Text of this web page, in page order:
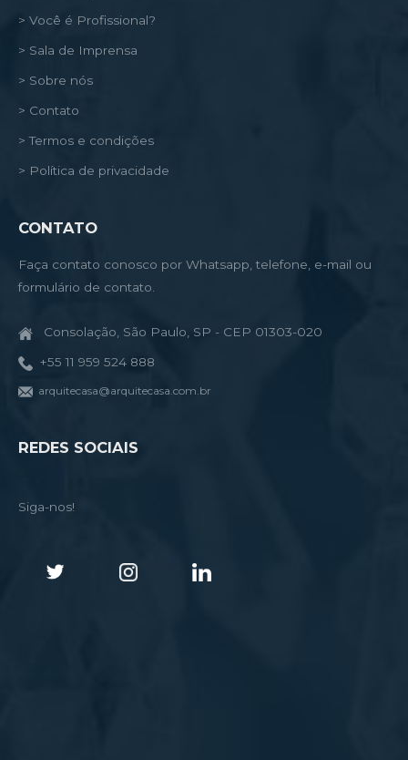
> Você é Profissional?
> Sala de Imprensa
> Sobre nós
> Contato
> Termos e condições
> Política de privacidade
CONTATO
Faça contato conosco por Whatsapp, telefone, e-mail ou
formulário de contato.
Consolação, São Paulo, SP - CEP 01303-020
+55 11 959 524 888
arquitecasa@arquitecasa.com.br
REDES SOCIAIS
Siga-nos!